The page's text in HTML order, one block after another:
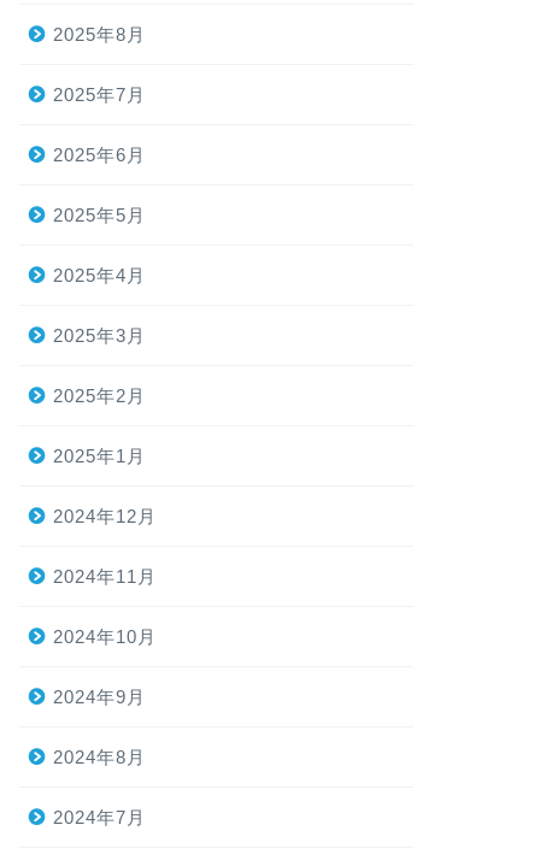
2025年8月
2025年7月
2025年6月
2025年5月
2025年4月
2025年3月
2025年2月
2025年1月
2024年12月
2024年11月
2024年10月
2024年9月
2024年8月
2024年7月